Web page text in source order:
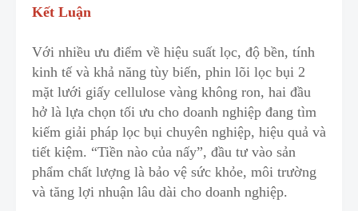
Kết Luận
Với nhiều ưu điểm về hiệu suất lọc, độ bền, tính
kinh tế và khả năng tùy biến, phin lõi lọc bụi 2
mặt lưới giấy cellulose vàng không ron, hai đầu
hở là lựa chọn tối ưu cho doanh nghiệp đang tìm
kiếm giải pháp lọc bụi chuyên nghiệp, hiệu quả và
tiết kiệm. “Tiền nào của nấy”, đầu tư vào sản
phẩm chất lượng là bảo vệ sức khỏe, môi trường
và tăng lợi nhuận lâu dài cho doanh nghiệp.